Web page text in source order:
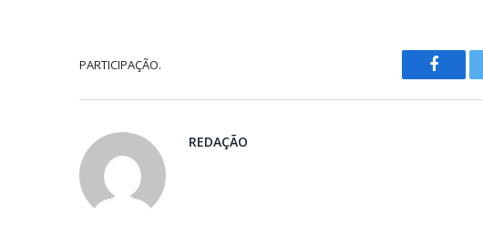
PARTICIPAÇÃO.
o
REDAÇÃO